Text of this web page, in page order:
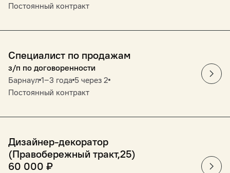
Постоянный контракт
Специалист по продажам
з/п по договоренности
Барнаул 1‒3 года 5 через 2
Постоянный контракт
Дизайнер-декоратор
(Правобережный тракт,25)
60 000 ₽